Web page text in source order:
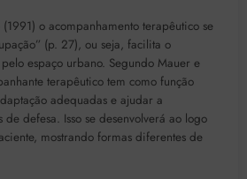
o acompanhamento terapêutico se
(p. 27), ou seja, facilita o
espaço urbano. Segundo Mauer e
terapêutico tem como função
adequadas e ajudar a
de defesa. Isso se desenvolverá ao logo
mostrando formas diferentes de